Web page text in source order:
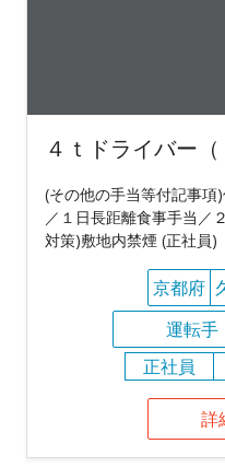
４ｔドライバー（
(その他の手当等付記事項
／１日長距離食事手当／
対策)敷地内禁煙 (正社員)
京都府
運転手
正社員
詳